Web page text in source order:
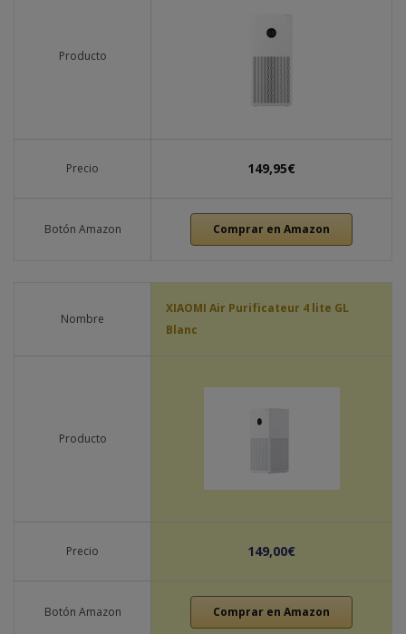
Producto
Precio 149,95€
Botón Amazon Comprar en Amazon
Nombre
XIAOMI Air Purificateur 4 lite GL
Blanc
Producto
Precio 149,00€
Botón Amazon Comprar en Amazon